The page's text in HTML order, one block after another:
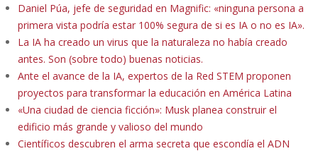
Daniel Púa, jefe de seguridad en Magnific: «ninguna persona a
primera vista podría estar 100% segura de si es IA o no es IA».
La IA ha creado un virus que la naturaleza no había creado
antes. Son (sobre todo) buenas noticias.
Ante el avance de la IA, expertos de la Red STEM proponen
proyectos para transformar la educación en América Latina
«Una ciudad de ciencia ficción»: Musk planea construir el
edificio más grande y valioso del mundo
Científicos descubren el arma secreta que escondía el ADN